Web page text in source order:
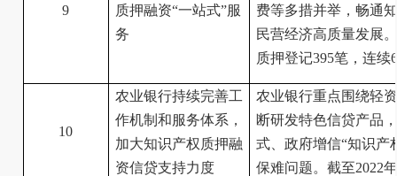
9
质押融资“一站式”服
务
费等多措并举，畅通
民营经济高质量发展
质押登记395笔，连
10
农业银行持续完善工
作机制和服务体系，
加大知识产权质押融
资信贷支持力度
农业银行重点围绕轻
断研发特色信贷产品
式、政府增信“知识产
保难问题。截至2022